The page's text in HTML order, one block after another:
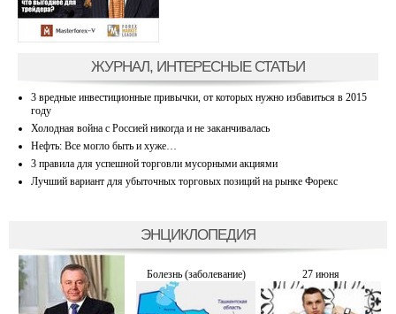
ЖУРНАЛ, ИНТЕРЕСНЫЕ СТАТЬИ
3 вредные инвестиционные привычки, от которых нужно избавиться в 2015
году
Холодная война с Россией никогда и не заканчивалась
Нефть: Все могло быть и хуже…
3 правила для успешной торговли мусорными акциями
Лучший вариант для убыточных торговых позиций на рынке Форекс
ЭНЦИКЛОПЕДИЯ
Болезнь (заболевание) 27 июня